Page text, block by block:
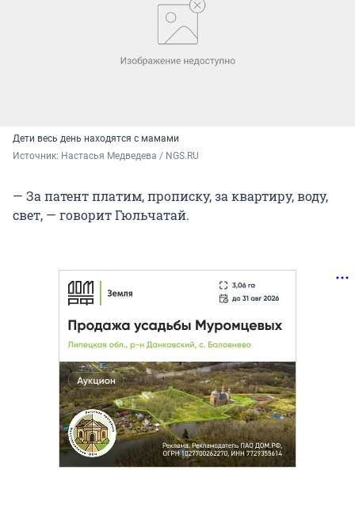
Дети весь день находятся с мамами
Источник: Настасья Медведева / NGS.RU
— За патент платим, прописку, за квартиру, воду,
свет, — говорит Гюльчатай.